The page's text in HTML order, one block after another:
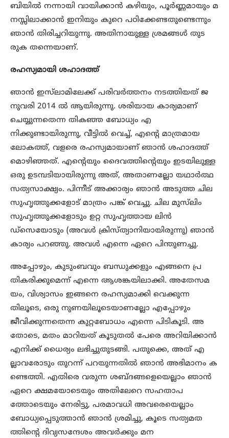
ബിയിൽ നന്നായി വായിക്കാൻ കഴിയും, പൂർണ്ണമായും മ
നസ്സിലാക്കാൻ ഇനിയും കുറെ പഠിക്കേണ്ടതുണ്ടെന്നും
ഞാൻ തിരിച്ചറിയുന്നു. അതിനായുള്ള ശ്രമങ്ങൾ തുട
രുക തന്നെയാണ്.
രഹസ്യമായി ശഹാദത്ത്
ഞാൻ ഇസ്‌ലാമിലേക്ക് പരിവർത്തനം നടത്തിയത് ജ
നുവരി 2014 ൽ ആയിരുന്നു. ശരിയായ കാര്യമാണ്
ചെയ്യുന്നതെന്ന തികഞ്ഞ ബോധ്യം എ
നിക്കുണ്ടായിരുന്നു, വീട്ടിൽ വെച്ച്, എന്റെ മാത്രമായ
ലോകത്ത്, വളരെ രഹസ്യമായാണ് ഞാൻ ശഹാദത്ത്
മൊഴിഞ്ഞത്. എന്റെയും ദൈവത്തിന്റെയും ഇടയിലുള്ള
ഒരു ഉടമ്പടിയായിരുന്നു അത്, അതാണല്ലോ യഥാർത്ഥ
സത്യസാക്ഷ്യം. പിന്നീട് അക്കാര്യം ഞാൻ അടുത്ത ചില
സുഹൃത്തുക്കളോട് മാത്രം പങ്ക് വെച്ചു. ചില മുസ്‌ലിം
സുഹൃത്തുക്കളോടും ഉറ്റ സുഹൃത്തായ ലിൻ
ഡ്‌സെയോടും (അവൾ ക്രിസ്ത്യാനിയായിരുന്നു) ഞാൻ
കാര്യം പറഞ്ഞു. അവൾ എന്നെ ഏറെ പിന്തുണച്ചു.
അപ്പോഴും, കുടുംബവും ബന്ധുക്കളും എങ്ങനെ പ്ര
തികരിക്കുമെന്ന് എന്നെ ആശങ്കയിലാക്കി. അതേസമ
യം, വിശ്വാസം ഇങ്ങനെ രഹസ്യമാക്കി വെക്കുന്ന
തിലൂടെ, ഒരു നുണയിലൂടെയാണല്ലോ എപ്പോഴും
ജീവിക്കുന്നതെന്ന കുറ്റബോധം എന്നെ പിടികൂടി. അ
തോടെ, മതം മാറിയത് കൂടുതൽ പേരെ അറിയിക്കാൻ
എനിക്ക് ധൈര്യം ലഭിച്ചുതുടങ്ങി. പതുക്കെ, അത് എ
ല്ലാവരോടും തുറന്ന് പറയുന്നതിൽ ഞാൻ അഭിമാനം ക
ണ്ടെത്തി. എതിരെ വരുന്ന ശബ്ദങ്ങളെയെല്ലാം ഞാൻ
ഏറെ ക്ഷമയോടെയും അതിലേറെ സഹതാപ
ത്തോടെയും നേരിട്ടു, പരമാവധി അവരെയെല്ലാം
ബോധ്യപ്പെടുത്താൻ ഞാൻ ശ്രമിച്ചു, കൂടെ സത്യമത
ത്തിന്റെ ദിവ്യസന്ദേശം അവർക്കും മന